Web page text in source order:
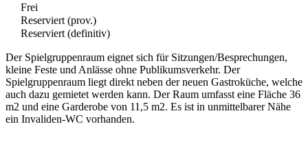
Frei
Reserviert (prov.)
Reserviert (definitiv)
Der Spielgruppenraum eignet sich für Sitzungen/Besprechungen,
kleine Feste und Anlässe ohne Publikumsverkehr. Der
Spielgruppenraum liegt direkt neben der neuen Gastroküche, welche
auch dazu gemietet werden kann. Der Raum umfasst eine Fläche 36
m2 und eine Garderobe von 11,5 m2. Es ist in unmittelbarer Nähe
ein Invaliden-WC vorhanden.